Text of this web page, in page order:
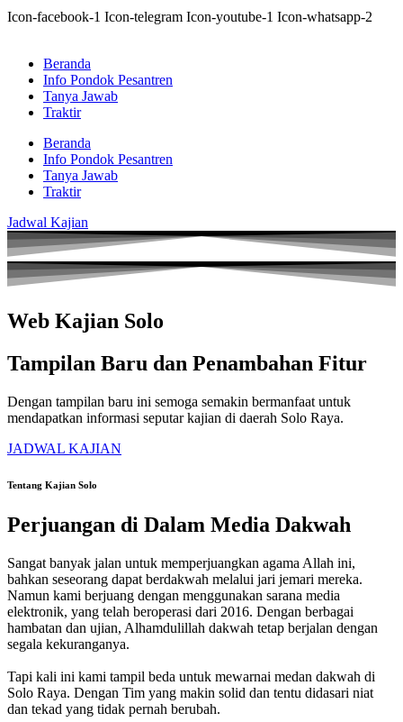
Icon-facebook-1 Icon-telegram Icon-youtube-1 Icon-whatsapp-2
Beranda
Info Pondok Pesantren
Tanya Jawab
Traktir
Beranda
Info Pondok Pesantren
Tanya Jawab
Traktir
Jadwal Kajian
Web Kajian Solo
Tampilan Baru dan Penambahan Fitur
Dengan tampilan baru ini semoga semakin bermanfaat untuk
mendapatkan informasi seputar kajian di daerah Solo Raya.
JADWAL KAJIAN
Tentang Kajian Solo
Perjuangan di Dalam Media Dakwah
Sangat banyak jalan untuk memperjuangkan agama Allah ini,
bahkan seseorang dapat berdakwah melalui jari jemari mereka.
Namun kami berjuang dengan menggunakan sarana media
elektronik, yang telah beroperasi dari 2016. Dengan berbagai
hambatan dan ujian, Alhamdulillah dakwah tetap berjalan dengan
segala kekuranganya.
Tapi kali ini kami tampil beda untuk mewarnai medan dakwah di
Solo Raya. Dengan Tim yang makin solid dan tentu didasari niat
dan tekad yang tidak pernah berubah.